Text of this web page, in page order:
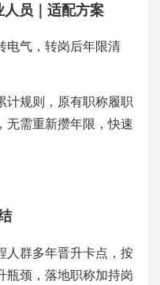
人员｜适配方案
电气，转岗后年限清
计规则，原有职称履职
无需重新攒年限，快速
人群多年晋升卡点，按
瓶颈，落地职称加持岗